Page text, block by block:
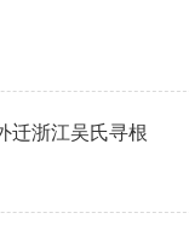
迁浙江吴氏寻根